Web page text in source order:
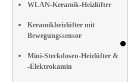
WLAN-Keramik-Heizlüfter
Keramikheizlüfter mit
Bewegungssensor
Mini-Steckdosen-Heizlüfter &
-Elektrokamin